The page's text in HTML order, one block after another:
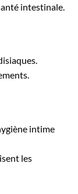
intestinale.
intime
les